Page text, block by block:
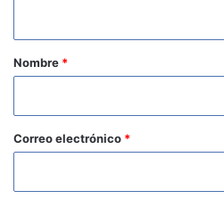
r
o
*
Nombre *
Correo electrónico *